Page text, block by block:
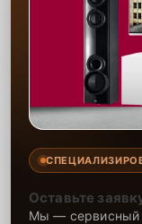
Оставьте
Мы — сервисный